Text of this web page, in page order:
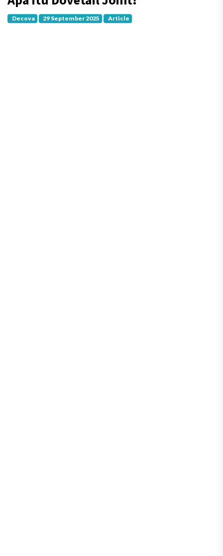
Decova 29 September 2025 Article